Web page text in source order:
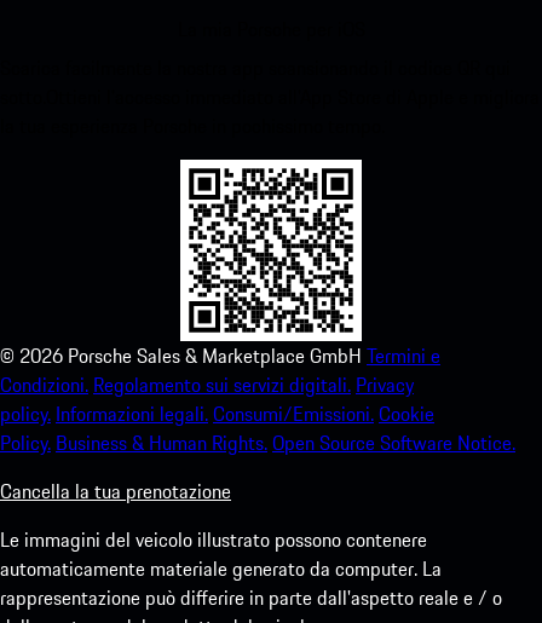
© 2026 Porsche Sales & Marketplace GmbH Termini e
Condizioni. Regolamento sui servizi digitali. Privacy
policy. Informazioni legali.Consumi/Emissioni.Cookie
Policy. Business & Human Rights.Open Source Software Notice.
Cancella la tua prenotazione
Le immagini del veicolo illustrato possono contenere
automaticamente materiale generato da computer. La
rappresentazione può differire in parte dall'aspetto reale e / o